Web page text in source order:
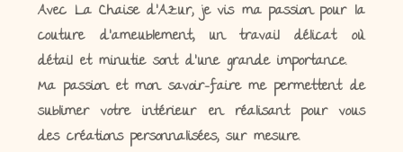
Avec La Chaise d’Azur, je vis ma passion pour la
couture d’ameublement, un travail délicat où
détail et minutie sont d’une grande importance.
Ma passion et mon savoir-faire me permettent de
sublimer votre intérieur en réalisant pour vous
des créations personnalisées, sur mesure.